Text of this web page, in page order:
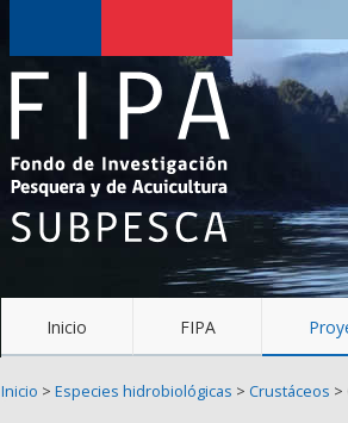
de
Investigación
Pesquera
y
Acuicultura
(FIPA)-
SUBPESCA
Inicio FIPA
Inicio > Especies hidrobiológicas > Crustáceos >